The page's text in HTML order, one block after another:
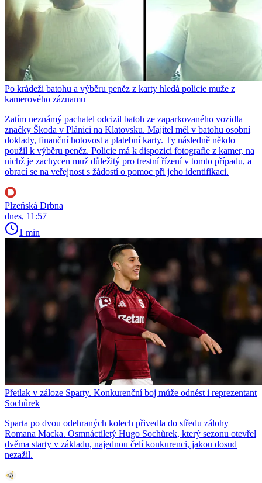
Po krádeži batohu a výběru peněz z karty hledá policie muže z
kamerového záznamu
Zatím neznámý pachatel odcizil batoh ze zaparkovaného vozidla
značky Škoda v Plánici na Klatovsku. Majitel měl v batohu osobní
doklady, finanční hotovost a platební karty. Ty následně někdo
použil k výběru peněz. Policie má k dispozici fotografie z kamer, na
nichž je zachycen muž důležitý pro trestní řízení v tomto případu, a
obrací se na veřejnost s žádostí o pomoc při jeho identifikaci.
Plzeňská Drbna
dnes, 11:57
1 min
Přetlak v záloze Sparty. Konkurenční boj může odnést i reprezentant
Sochůrek
Sparta po dvou odehraných kolech přivedla do středu zálohy
Romana Macka. Osmnáctiletý Hugo Sochůrek, který sezonu otevřel
dvěma starty v základu, najednou čelí konkurenci, jakou dosud
nezažil.